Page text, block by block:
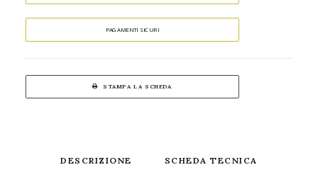
PAGAMENTI SICURI
STAMPA LA SCHEDA
DESCRIZIONE SCHEDA TECNICA